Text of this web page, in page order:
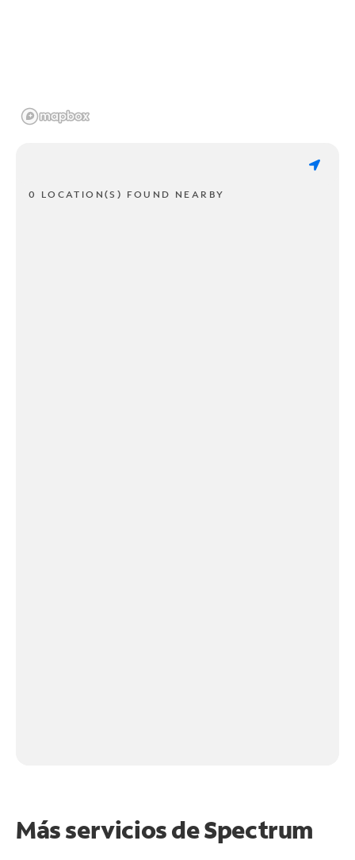
0 LOCATION(S) FOUND NEARBY
Más servicios de Spectrum